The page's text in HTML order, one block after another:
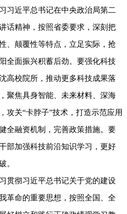
近平总书记在中央政治局第二
话精神，按照省委要求，深刻把
、颠覆性等特点，立足实际，抢
全面振兴积蓄后劲。要强化科技
高校院所，推动更多科技成果落
聚焦具身智能、未来材料、深海
攻关“卡脖子”技术，打造示范应用
全融资机制，完善政策措施。要
部加强科技前沿知识学习，更好
。
彻习近平总书记关于党的建设
革命的重要思想，按照全国、全